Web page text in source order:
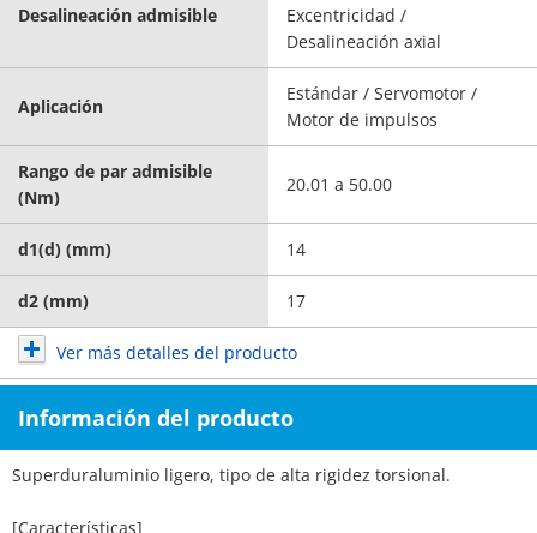
Desalineación admisible
Excentricidad /
Desalineación axial
Aplicación
Estándar / Servomotor /
Motor de impulsos
Rango de par admisible
(Nm)
20.01 a 50.00
d1(d) (mm) 14
d2 (mm) 17
Ver más detalles del producto
Información del producto
Superduraluminio ligero, tipo de alta rigidez torsional.
[Características]